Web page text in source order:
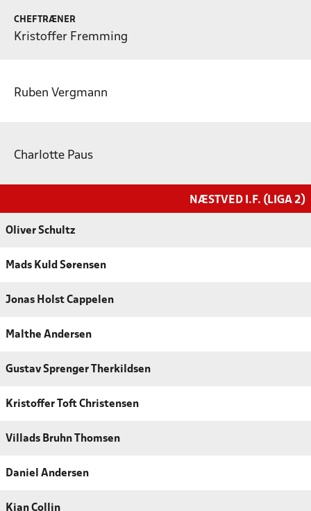
CHEFTRÆNER
Kristoffer Fremming
Ruben Vergmann
Charlotte Paus
NÆSTVED I.F. (LIGA 2)
Oliver Schultz
Mads Kuld Sørensen
Jonas Holst Cappelen
Malthe Andersen
Gustav Sprenger Therkildsen
Kristoffer Toft Christensen
Villads Bruhn Thomsen
Daniel Andersen
Kian Collin